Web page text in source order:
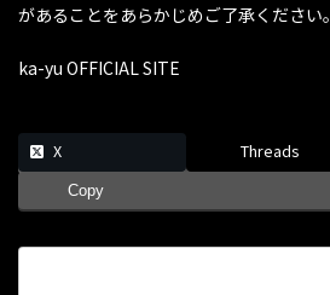
があることをあらかじめご了承ください。
ka-yu OFFICIAL SITE
X Threads
Copy
検